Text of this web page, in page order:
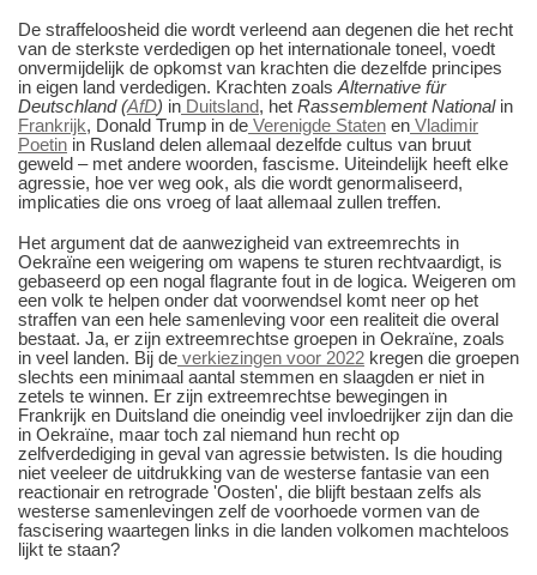
De straffeloosheid die wordt verleend aan degenen die het recht
van de sterkste verdedigen op het internationale toneel, voedt
onvermijdelijk de opkomst van krachten die dezelfde principes
in eigen land verdedigen. Krachten zoals Alternative für
Deutschland (AfD) in Duitsland, het Rassemblement National in
Frankrijk, Donald Trump in de Verenigde Staten en Vladimir
Poetin in Rusland delen allemaal dezelfde cultus van bruut
geweld – met andere woorden, fascisme. Uiteindelijk heeft elke
agressie, hoe ver weg ook, als die wordt genormaliseerd,
implicaties die ons vroeg of laat allemaal zullen treffen.
Het argument dat de aanwezigheid van extreemrechts in
Oekraïne een weigering om wapens te sturen rechtvaardigt, is
gebaseerd op een nogal flagrante fout in de logica. Weigeren om
een volk te helpen onder dat voorwendsel komt neer op het
straffen van een hele samenleving voor een realiteit die overal
bestaat. Ja, er zijn extreemrechtse groepen in Oekraïne, zoals
in veel landen. Bij de verkiezingen voor 2022 kregen die groepen
slechts een minimaal aantal stemmen en slaagden er niet in
zetels te winnen. Er zijn extreemrechtse bewegingen in
Frankrijk en Duitsland die oneindig veel invloedrijker zijn dan die
in Oekraïne, maar toch zal niemand hun recht op
zelfverdediging in geval van agressie betwisten. Is die houding
niet veeleer de uitdrukking van de westerse fantasie van een
reactionair en retrograde 'Oosten', die blijft bestaan zelfs als
westerse samenlevingen zelf de voorhoede vormen van de
fascisering waartegen links in die landen volkomen machteloos
lijkt te staan?